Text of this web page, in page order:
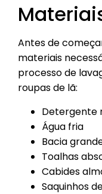
Antes de
materiais
processo de
roupas de lã:
Detergente
Água fria
Bacia
Toalhas
Cabides
Saquinhos